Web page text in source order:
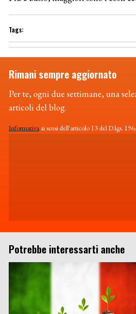
Rimani sempre aggiornato
Per te, ogni due settimane, una
articoli del blog.
Informativaai sensi dell'articolo 13 del D.lgs.
Potrebbe interessarti anche